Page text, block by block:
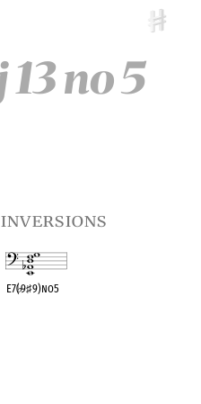
no 5
inversions
E7(♭9♯9)no5